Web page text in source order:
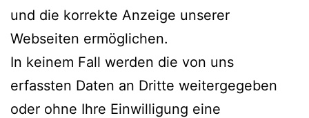
und die korrekte Anzeige unserer
Webseiten ermöglichen.
In keinem Fall werden die von uns
erfassten Daten an Dritte weitergegeben
oder ohne Ihre Einwilligung eine